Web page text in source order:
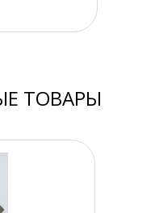
ТОВАРЫ